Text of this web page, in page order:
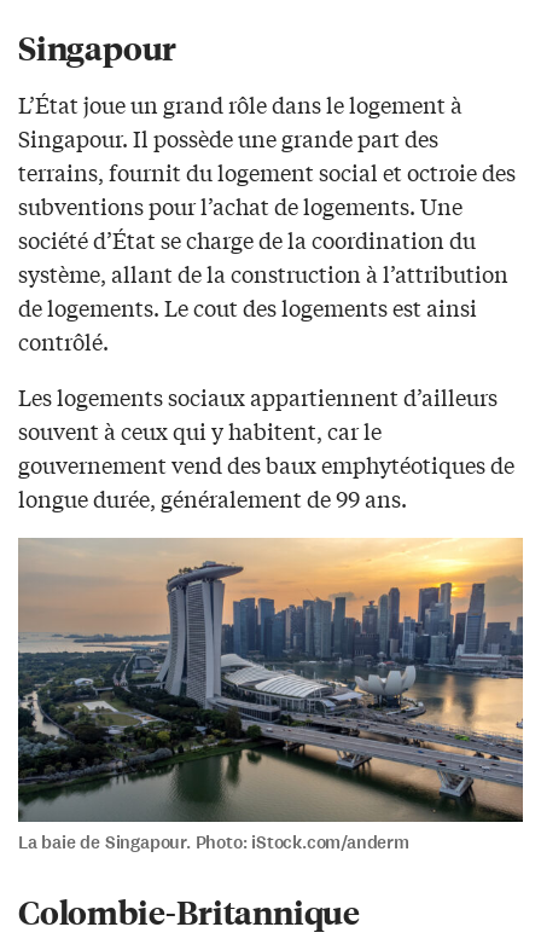
Singapour
L’État joue un grand rôle dans le logement à
Singapour. Il possède une grande part des
terrains, fournit du logement social et octroie des
subventions pour l’achat de logements. Une
société d’État se charge de la coordination du
système, allant de la construction à l’attribution
de logements. Le cout des logements est ainsi
contrôlé.
Les logements sociaux appartiennent d’ailleurs
souvent à ceux qui y habitent, car le
gouvernement vend des baux emphytéotiques de
longue durée, généralement de 99 ans.
La baie de Singapour. Photo: iStock.com/anderm
Colombie-Britannique